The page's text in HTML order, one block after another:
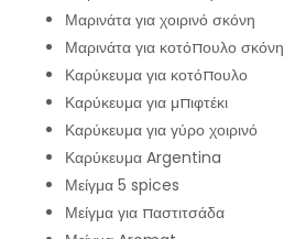
Μαρινάτα για χοιρινό σκόνη
Μαρινάτα για κοτόπουλο σκόνη
Καρύκευμα για κοτόπουλο
Καρύκευμα για μπιφτέκι
Καρύκευμα για γύρο χοιρινό
Καρύκευμα Argentina
Μείγμα 5 spices
Μείγμα για παστιτσάδα